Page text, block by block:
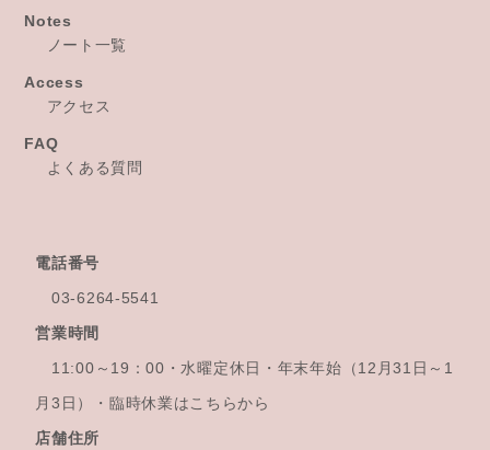
Notes
ノート一覧
Access
アクセス
FAQ
よくある質問
電話番号
03-6264-5541
営業時間
11:00～19：00・水曜定休日・年末年始 （12月31日～1
月3日）・臨時休業はこちらから
店舗住所